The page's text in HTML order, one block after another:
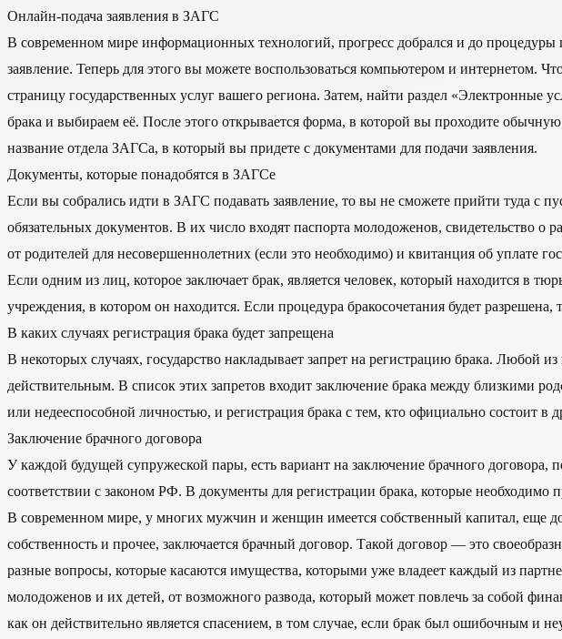
Онлайн-подача заявления в ЗАГС
В современном мире информационных технологий, прогресс добрался и до
заявление. Теперь для этого вы можете воспользоваться компьютером и интернетом.
страницу государственных услуг вашего региона. Затем, найти раздел «Электронные
брака и выбираем её. После этого открывается форма, в которой вы проходите
название отдела ЗАГСа, в который вы придете с документами для подачи заявления.
Документы, которые понадобятся в ЗАГСе
Если вы собрались идти в ЗАГС подавать заявление, то вы не сможете прийти туда с
обязательных документов. В их число входят паспорта молодоженов, свидетельство о
от родителей для несовершеннолетних (если это необходимо) и квитанция об уплате
Если одним из лиц, которое заключает брак, является человек, который находится в
учреждения, в котором он находится. Если процедура бракосочетания будет
В каких случаях регистрация брака будет запрещена
В некоторых случаях, государство накладывает запрет на регистрацию брака. Любой
действительным. В список этих запретов входит заключение брака между близкими
или недееспособной личностью, и регистрация брака с тем, кто официально состоит в
Заключение брачного договора
У каждой будущей супружеской пары, есть вариант на заключение брачного договора,
соответствии с законом РФ. В документы для регистрации брака, которые необходимо
В современном мире, у многих мужчин и женщин имеется собственный капитал, еще
собственность и прочее, заключается брачный договор. Такой договор — это
разные вопросы, которые касаются имущества, которыми уже владеет каждый из
молодоженов и их детей, от возможного развода, который может повлечь за собой
как он действительно является спасением, в том случае, если брак был ошибочным и